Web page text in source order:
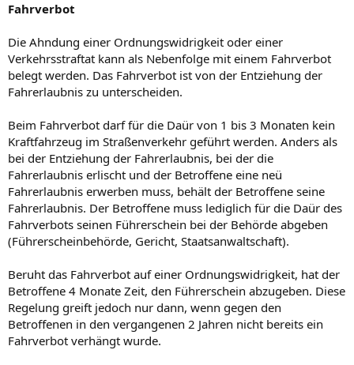
Fahrverbot
Die Ahndung einer Ordnungswidrigkeit oder einer
Verkehrsstraftat kann als Nebenfolge mit einem Fahrverbot
belegt werden. Das Fahrverbot ist von der Entziehung der
Fahrerlaubnis zu unterscheiden.
Beim Fahrverbot darf für die Daür von 1 bis 3 Monaten kein
Kraftfahrzeug im Straßenverkehr geführt werden. Anders als
bei der Entziehung der Fahrerlaubnis, bei der die
Fahrerlaubnis erlischt und der Betroffene eine neü
Fahrerlaubnis erwerben muss, behält der Betroffene seine
Fahrerlaubnis. Der Betroffene muss lediglich für die Daür des
Fahrverbots seinen Führerschein bei der Behörde abgeben
(Führerscheinbehörde, Gericht, Staatsanwaltschaft).
Beruht das Fahrverbot auf einer Ordnungswidrigkeit, hat der
Betroffene 4 Monate Zeit, den Führerschein abzugeben. Diese
Regelung greift jedoch nur dann, wenn gegen den
Betroffenen in den vergangenen 2 Jahren nicht bereits ein
Fahrverbot verhängt wurde.